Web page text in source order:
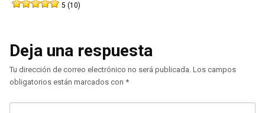
5 (10)
Deja una respuesta
Tu dirección de correo electrónico no será publicada. Los campos
obligatorios están marcados con *